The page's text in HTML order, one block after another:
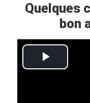
Quelques
bon
Lire